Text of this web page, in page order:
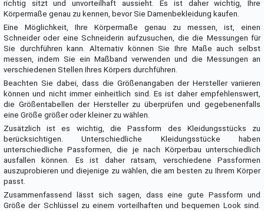
richtig sitzt und unvorteilhaft aussieht. Es ist daher wichtig, Ihre
Körpermaße genau zu kennen, bevor Sie Damenbekleidung kaufen.
Eine Möglichkeit, Ihre Körpermaße genau zu messen, ist, einen
Schneider oder eine Schneiderin aufzusuchen, die die Messungen für
Sie durchführen kann. Alternativ können Sie Ihre Maße auch selbst
messen, indem Sie ein Maßband verwenden und die Messungen an
verschiedenen Stellen Ihres Körpers durchführen.
Beachten Sie dabei, dass die Größenangaben der Hersteller variieren
können und nicht immer einheitlich sind. Es ist daher empfehlenswert,
die Größentabellen der Hersteller zu überprüfen und gegebenenfalls
eine Größe größer oder kleiner zu wählen.
Zusätzlich ist es wichtig, die Passform des Kleidungsstücks zu
berücksichtigen. Unterschiedliche Kleidungsstücke haben
unterschiedliche Passformen, die je nach Körperbau unterschiedlich
ausfallen können. Es ist daher ratsam, verschiedene Passformen
auszuprobieren und diejenige zu wählen, die am besten zu Ihrem Körper
passt.
Zusammenfassend lässt sich sagen, dass eine gute Passform und
Größe der Schlüssel zu einem vorteilhaften und bequemen Look sind.